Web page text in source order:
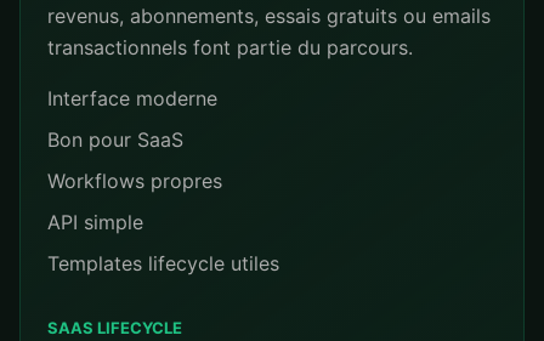
revenus, abonnements, essais gratuits ou emails
transactionnels font partie du parcours.
Interface moderne
Bon pour SaaS
Workflows propres
API simple
Templates lifecycle utiles
SAAS LIFECYCLE